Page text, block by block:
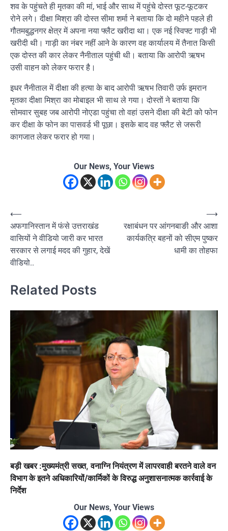
शव के पहुंचते ही मृतका की मां, भाई और साथ में पहुंचे दोस्त फूट-फूटकर
रोने लगे। दीक्षा मिश्रा की दोस्त सीमा शर्मा ने बताया कि दो महीने पहले ही
गौतमबुद्धनगर क्षेत्र में अपना नया फ्लैट खरीदा था। एक नई स्विफ्ट गाड़ी भी
खरीदी थी। गाड़ी का नंबर नहीं आने के कारण वह कार्यालय में तैनात किसी
एक दोस्त की कार लेकर नैनीताल पहुंची थी। बताया कि आरोपी ऋषभ
उसी वाहन को लेकर फरार है।
इधर नैनीताल में दीक्षा की हत्या के बाद आरोपी ऋषभ तिवारी उर्फ इमरान
मृतका दीक्षा मिश्रा का मोबाइल भी साथ ले गया। दोस्तों ने बताया कि
सोमवार सुबह जब आरोपी नोएडा पहुंचा तो वहां उसने दीक्षा की बेटी को फोन
कर दीक्षा के फोन का पासवर्ड भी पूछा। इसके बाद वह फ्लैट से जरूरी
कागजात लेकर फरार हो गया।
Our News, Your Views
Post
navigation
⟵
अफगानिस्तान में फंसे उत्तराखंड
वासियों ने वीडियो जारी कर भारत
सरकार से लगाई मदद की गुहार, देखें
वीडियो..
रक्षाबंधन पर आंगनबाङी और आशा
कार्यकत्रि बहनों को सीएम पुष्कर
धामी का तोहफा
⟶
Related Posts
बड़ी खबर :मुख्यमंत्री सख्त, वनाग्नि नियंत्रण में लापरवाही बरतने वाले वन
विभाग के इतने अधिकारियों/कार्मिकों के विरुद्ध अनुशासनात्मक कार्रवाई के
निर्देश
Our News, Your Views